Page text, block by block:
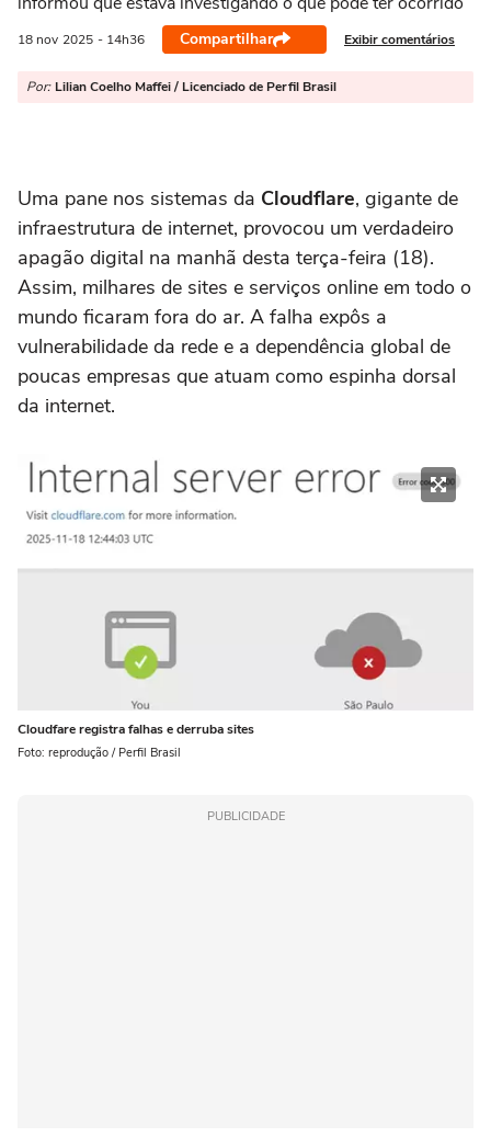
18 nov 2025 - 14h36 Compartilhar Exibir comentários
Por: Lilian Coelho Maffei / Licenciado de Perfil Brasil
Uma pane nos sistemas da Cloudflare, gigante de
infraestrutura de internet, provocou um verdadeiro
apagão digital na manhã desta terça-feira (18).
Assim, milhares de sites e serviços online em todo o
mundo ficaram fora do ar. A falha expôs a
vulnerabilidade da rede e a dependência global de
poucas empresas que atuam como espinha dorsal
da internet.
Cloudfare registra falhas e derruba sites
Foto: reprodução / Perfil Brasil
PUBLICIDADE